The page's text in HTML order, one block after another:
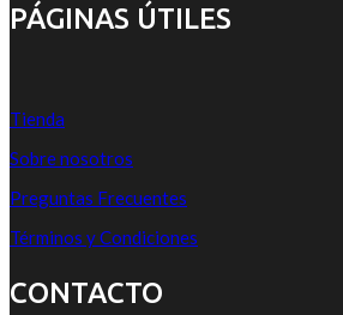
PÁGINAS ÚTILES
Tienda
Sobre nosotros
Preguntas Frecuentes
Términos y Condiciones
CONTACTO